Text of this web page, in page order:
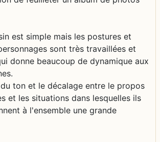
est simple mais les postures et
sont très travaillées et
donne beaucoup de dynamique aux
ton et le décalage entre le propos
et les situations dans lesquelles ils
à l'ensemble une grande